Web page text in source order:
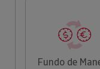
Fundo de